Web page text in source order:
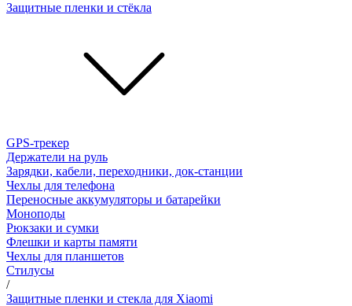
Защитные пленки и стёкла
GPS-трекер
Держатели на руль
Зарядки, кабели, переходники, док-станции
Чехлы для телефона
Переносные аккумуляторы и батарейки
Моноподы
Рюкзаки и сумки
Флешки и карты памяти
Чехлы для планшетов
Стилусы
/
Защитные пленки и стекла для Xiaomi